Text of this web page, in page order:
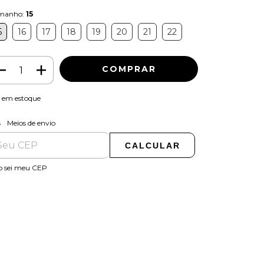
15
16 17 18 19 20 21 22
em estoque
para o CEP:
Meios de envio
CALCULAR
sei meu CEP